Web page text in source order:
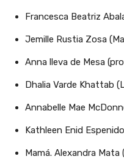
Francesca Beatriz
Jemille Rustia Zosa
Anna lleva de Mesa
Dhalia Varde Khattab
Annabelle Mae
Kathleen Enid
Mamá. Alexandra Mata